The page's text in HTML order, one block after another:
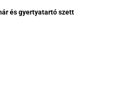
és gyertyatartó szett